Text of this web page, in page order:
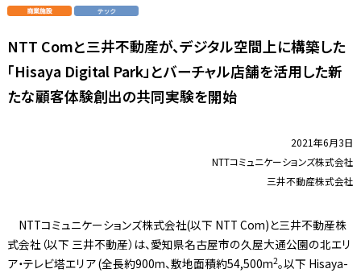
NTT Comと三井不動産が、デジタル空間上に構築した
「Hisaya Digital Park」とバーチャル店舗を活用した新
たな顧客体験創出の共同実験を開始
2021年6月3日
NTTコミュニケーションズ株式会社
三井不動産株式会社
NTTコミュニケーションズ株式会社(以下 NTT Com)と三井不動産株
式会社（以下 三井不動産）は、愛知県名古屋市の久屋大通公園の北エリ
ア・テレビ塔エリア (全長約900m、敷地面積約54,500m2。以下 Hisaya-